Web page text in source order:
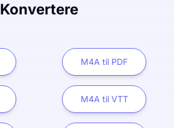
Konvertere
M4A til PDF
M4A til VTT